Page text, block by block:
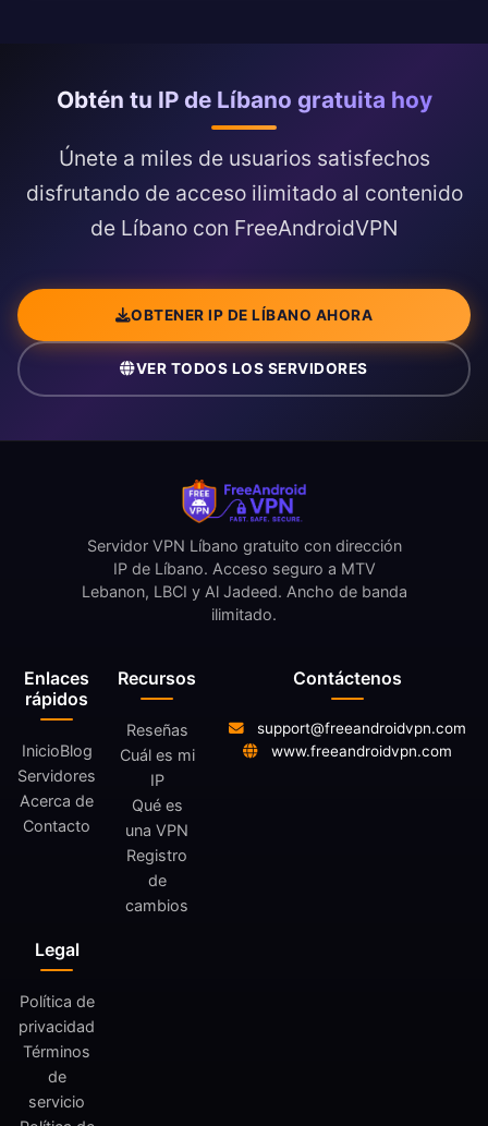
Obtén tu IP de Líbano gratuita hoy
Únete a miles de usuarios satisfechos
disfrutando de acceso ilimitado al contenido
de Líbano con FreeAndroidVPN
OBTENER IP DE LÍBANO AHORA
VER TODOS LOS SERVIDORES
Enlaces
rápidos
InicioBlog
Servidores
Acerca de
Contacto
Recursos
Reseñas
Cuál es mi
IP
Qué es
una VPN
Registro
de
cambios
Legal
Política de
privacidad
Términos
de
servicio
Servidor VPN Líbano gratuito con dirección
IP de Líbano. Acceso seguro a MTV
Lebanon, LBCI y Al Jadeed. Ancho de banda
ilimitado.
Contáctenos
support@freeandroidvpn.com
www.freeandroidvpn.com